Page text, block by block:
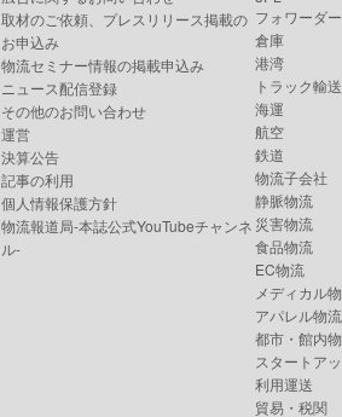
取材のご依頼、プレスリリース掲載の
お申込み
物流セミナー情報の掲載申込み
ニュース配信登録
その他のお問い合わせ
運営
決算公告
記事の利用
個人情報保護方針
物流報道局-本誌公式YouTubeチャンネ
ル-
フォワーダー
倉庫
港湾
トラック輸送
海運
航空
鉄道
物流子会社
静脈物流
災害物流
食品物流
EC物流
メディカル
アパレル物流
都市・館内
スタートア
利用運送
貿易・税関